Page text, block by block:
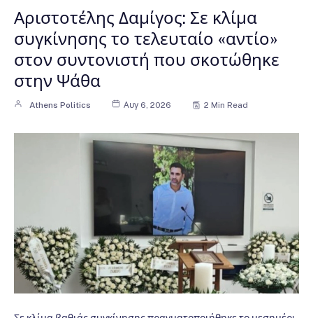
Αριστοτέλης Δαμίγος: Σε κλίμα
συγκίνησης το τελευταίο «αντίο»
στον συντονιστή που σκοτώθηκε
στην Ψάθα
Athens Politics Αυγ 6, 2026 2 Min Read